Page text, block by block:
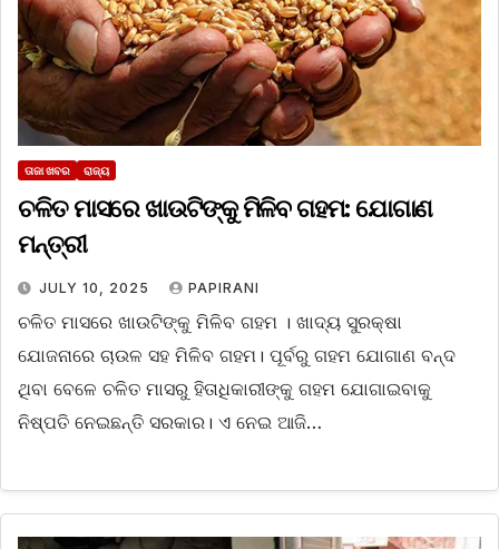
ତାଜା ଖବର ରାଜ୍ୟ
ଚଳିତ ମାସରେ ଖାଉଟିଙ୍କୁ ମିଳିବ ଗହମ: ଯୋଗାଣ
ମନ୍ତ୍ରୀ
JULY 10, 2025 PAPIRANI
ଚଳିତ ମାସରେ ଖାଉଟିଙ୍କୁ ମିଳିବ ଗହମ । ଖାଦ୍ୟ ସୁରକ୍ଷା
ଯୋଜନାରେ ଚାଉଳ ସହ ମିଳିବ ଗହମ। ପୂର୍ବରୁ ଗହମ ଯୋଗାଣ ବନ୍ଦ
ଥିବା ବେଳେ ଚଳିତ ମାସରୁ ହିତାଧିକାରୀଙ୍କୁ ଗହମ ଯୋଗାଇବାକୁ
ନିଷ୍ପତି ନେଇଛନ୍ତି ସରକାର। ଏ ନେଇ ଆଜି…